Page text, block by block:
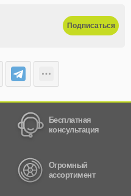
Подписаться
Бесплатная
консультация
Огромный
ассортимент